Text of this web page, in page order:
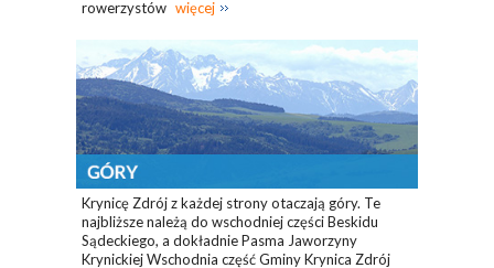
rowerzystów więcej
Krynicę Zdrój z każdej strony otaczają góry. Te
najbliższe należą do wschodniej części Beskidu
Sądeckiego, a dokładnie Pasma Jaworzyny
Krynickiej Wschodnia część Gminy Krynica Zdrój